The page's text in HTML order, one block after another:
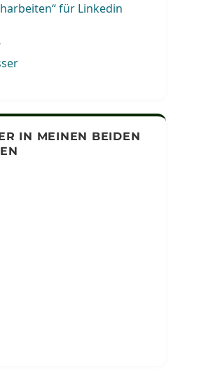
für Linkedin
IN MEINEN BEIDEN